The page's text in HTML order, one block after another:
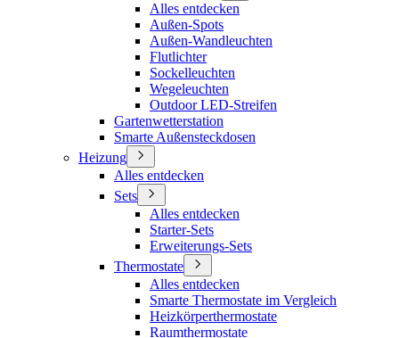
Alles entdecken
Außen-Spots
Außen-Wandleuchten
Flutlichter
Sockelleuchten
Wegeleuchten
Outdoor LED-Streifen
Gartenwetterstation
Smarte Außensteckdosen
Heizung
Alles entdecken
Sets
Alles entdecken
Starter-Sets
Erweiterungs-Sets
Thermostate
Alles entdecken
Smarte Thermostate im Vergleich
Heizkörperthermostate
Raumthermostate